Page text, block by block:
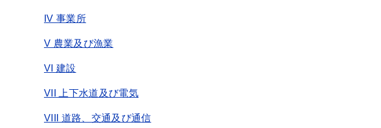
IV 事業所
V 農業及び漁業
VI 建設
VII 上下水道及び電気
VIII 道路、交通及び通信